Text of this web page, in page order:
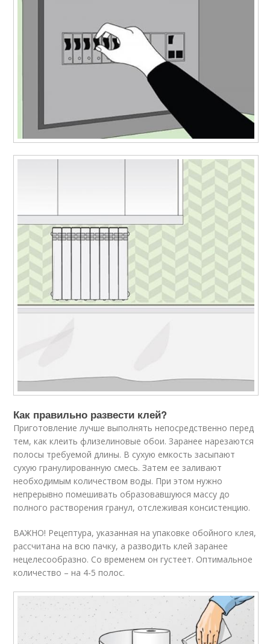
Как правильно развести клей?
Приготовление лучше выполнять непосредственно перед
тем, как клеить флизелиновые обои. Заранее нарезаются
полосы требуемой длины. В сухую емкость засыпают
сухую гранулированную смесь. Затем ее заливают
необходимым количеством воды. При этом нужно
непрерывно помешивать образовавшуюся массу до
полного растворения гранул, отслеживая консистенцию.
ВАЖНО! Рецептура, указанная на упаковке обойного клея,
рассчитана на всю пачку, а разводить клей заранее
нецелесообразно. Со временем он густеет. Оптимальное
количество – на 4-5 полос.